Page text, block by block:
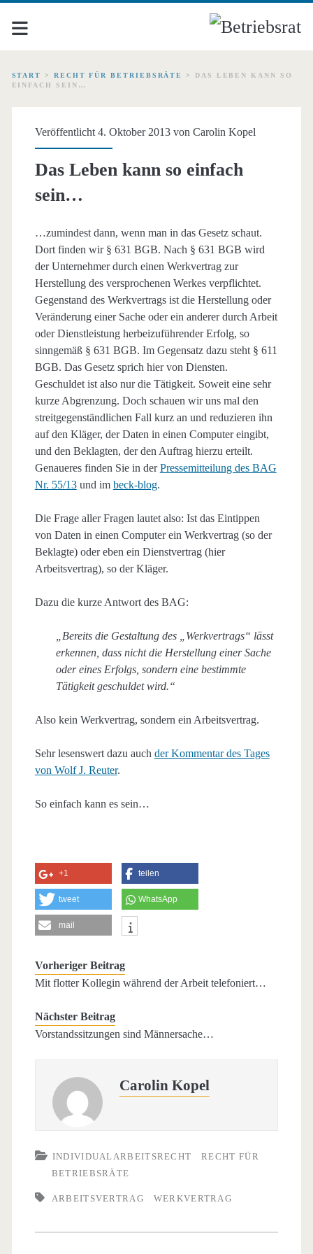
START > RECHT FÜR BETRIEBSRÄTE > DAS LEBEN KANN SO
EINFACH SEIN…
Veröffentlicht 4. Oktober 2013 von Carolin Kopel
Das Leben kann so einfach
sein…
…zumindest dann, wenn man in das Gesetz schaut.
Dort finden wir § 631 BGB. Nach § 631 BGB wird
der Unternehmer durch einen Werkvertrag zur
Herstellung des versprochenen Werkes verpflichtet.
Gegenstand des Werkvertrags ist die Herstellung oder
Veränderung einer Sache oder ein anderer durch Arbeit
oder Dienstleistung herbeizuführender Erfolg, so
sinngemäß § 631 BGB. Im Gegensatz dazu steht § 611
BGB. Das Gesetz sprich hier von Diensten.
Geschuldet ist also nur die Tätigkeit. Soweit eine sehr
kurze Abgrenzung. Doch schauen wir uns mal den
streitgegenständlichen Fall kurz an und reduzieren ihn
auf den Kläger, der Daten in einen Computer eingibt,
und den Beklagten, der den Auftrag hierzu erteilt.
Genaueres finden Sie in derPressemitteilung des BAG
Nr. 55/13und im beck-blog.
Die Frage aller Fragen lautet also: Ist das Eintippen
von Daten in einen Computer ein Werkvertrag (so der
Beklagte) oder eben ein Dienstvertrag (hier
Arbeitsvertrag), so der Kläger.
Dazu die kurze Antwort des BAG:
„Bereits die Gestaltung des „Werkvertrags“ lässt
erkennen, dass nicht die Herstellung einer Sache
oder eines Erfolgs, sondern eine bestimmte
Tätigkeit geschuldet wird.“
Also kein Werkvertrag, sondern ein Arbeitsvertrag.
Sehr lesenswert dazu auch der Kommentar des Tages
von Wolf J. Reuter.
So einfach kann es sein…
+1 teilen
tweet WhatsApp
mail
Vorheriger Beitrag
Mit flotter Kollegin während der Arbeit telefoniert…
Nächster Beitrag
Vorstandssitzungen sind Männersache…
Carolin Kopel
INDIVIDUALARBEITSRECHT
RECHT FÜR
BETRIEBSRÄTE
ARBEITSVERTRAG WERKVERTRAG